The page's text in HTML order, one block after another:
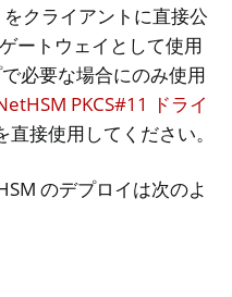
クライアントに直接公
ートウェイとして使用
必要な場合にのみ使用
PKCS#11 ドライ
直接使用してください。
のデプロイは次のよ